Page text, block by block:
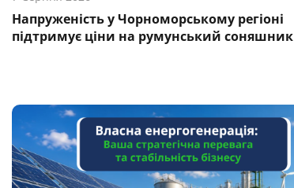
Напруженість у Чорноморському регіоні
підтримує ціни на румунський соняшник